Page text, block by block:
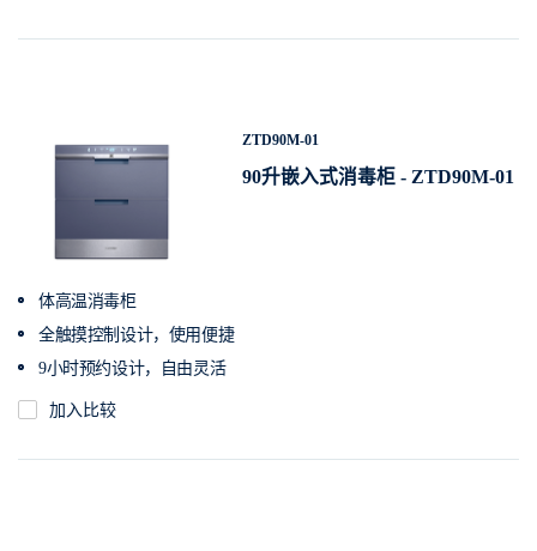
ZTD90M-01
90升嵌入式消毒柜 - ZTD90M-01
体高温消毒柜
全触摸控制设计，使用便捷
9小时预约设计，自由灵活
加入比较